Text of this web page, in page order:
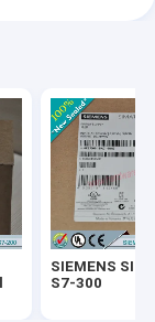
SIEMENS
S7-300